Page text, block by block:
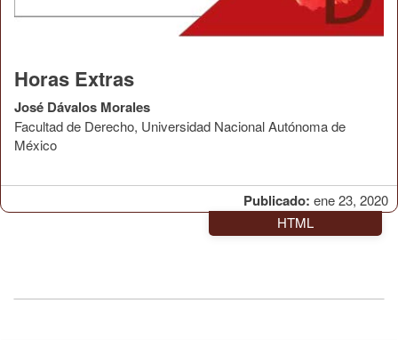
Publicado: ene 23, 2020
Horas Extras
José Dávalos Morales
Facultad de Derecho, Universidad Nacional Autónoma de
México
HTML